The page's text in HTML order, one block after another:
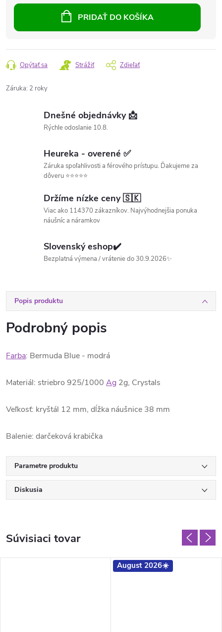
PRIDAŤ DO KOŠÍKA
Opýtať sa Strážiť Zdieľať
Záruka: 2 roky
Dnešné objednávky 📩
Rýchle odoslanie 10.8.
Heureka - overené ✅
Záruka spoľahlivosti a férového prístupu. Ďakujeme za
dôveru ⭐⭐⭐⭐⭐
Držíme nízke ceny 🇸🇰
Viac ako 114370 zákazníkov. Najvýhodnejšia ponuka
náušníc a náramkov
Slovenský eshop✔️
Bezplatná výmena / vrátenie do 30.9.2026✨
Popis produktu
Podrobný popis
Farba: Bermuda Blue - modrá
Materiál: striebro 925/1000 Ag 2g, Crystals
Veľkosť: kryštál 12 mm, dĺžka náušnice 38 mm
Balenie: darčeková krabička
Parametre produktu
Diskusia
Súvisiaci tovar
August 2026☀️